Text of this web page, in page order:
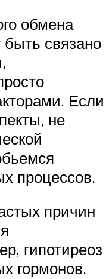
обмена
связано
Если
не
процессов.
причин
гипотиреоз
гормонов.